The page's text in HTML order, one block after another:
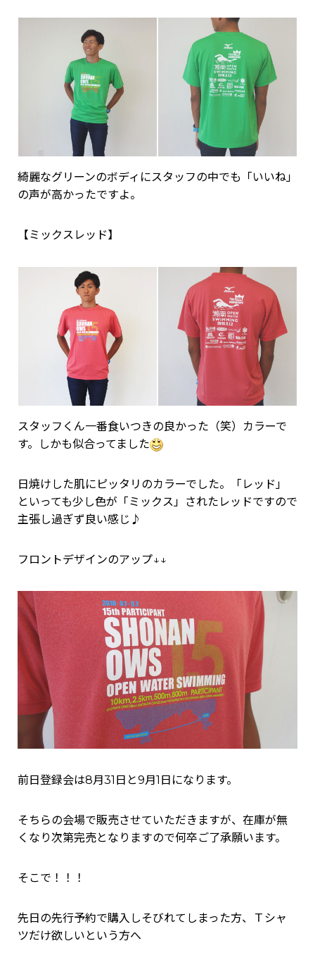
綺麗なグリーンのボディにスタッフの中でも「いいね」
の声が高かったですよ。
【ミックスレッド】
スタッフくん一番食いつきの良かった（笑）カラーで
す。しかも似合ってました
日焼けした肌にピッタリのカラーでした。「レッド」
といっても少し色が「ミックス」されたレッドですので
主張し過ぎず良い感じ♪
フロントデザインのアップ↓↓
前日登録会は8月31日と9月1日になります。
そちらの会場で販売させていただきますが、在庫が無
くなり次第完売となりますので何卒ご了承願います。
そこで！！！
先日の先行予約で購入しそびれてしまった方、Ｔシャ
ツだけ欲しいという方へ